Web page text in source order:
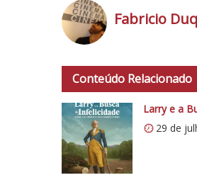
t
p
s
:
/
/
Fabricio
Conteúdo Relacionado
Larry e a
29 de